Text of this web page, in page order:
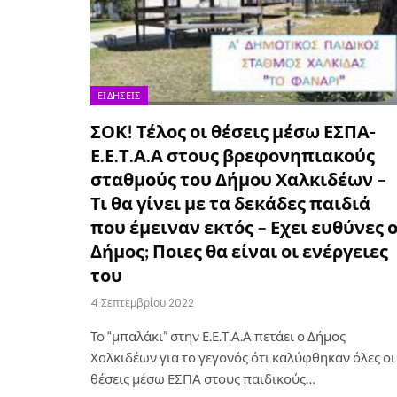
ΕΙΔΉΣΕΙΣ
ΣΟΚ! Τέλος οι θέσεις μέσω ΕΣΠΑ-
Ε.Ε.Τ.Α.Α στους βρεφονηπιακούς
σταθμούς του Δήμου Χαλκιδέων –
Τι θα γίνει με τα δεκάδες παιδιά
που έμειναν εκτός – Εχει ευθύνες ο
Δήμος; Ποιες θα είναι οι ενέργειες
του
4 Σεπτεμβρίου 2022
Το “μπαλάκι” στην Ε.Ε.Τ.Α.Α πετάει ο Δήμος
Χαλκιδέων για το γεγονός ότι καλύφθηκαν όλες οι
θέσεις μέσω ΕΣΠΑ στους παιδικούς…